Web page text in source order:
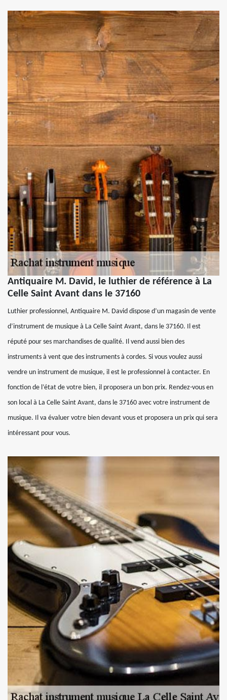
Antiquaire M. David, le luthier de référence à La
Celle Saint Avant dans le 37160
Luthier professionnel, Antiquaire M. David dispose d’un magasin de vente
d’instrument de musique à La Celle Saint Avant, dans le 37160. Il est
réputé pour ses marchandises de qualité. Il vend aussi bien des
instruments à vent que des instruments à cordes. Si vous voulez aussi
vendre un instrument de musique, il est le professionnel à contacter. En
fonction de l’état de votre bien, il proposera un bon prix. Rendez-vous en
son local à La Celle Saint Avant, dans le 37160 avec votre instrument de
musique. Il va évaluer votre bien devant vous et proposera un prix qui sera
intéressant pour vous.